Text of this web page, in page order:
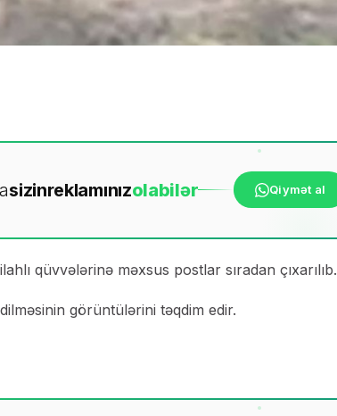
sizinreklamınızolabilər Qiymət al
qüvvələrinə məxsus postlar sıradan çıxarılıb.
görüntülərini təqdim edir.